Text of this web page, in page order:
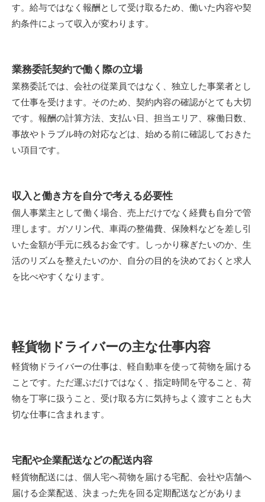
す。給与ではなく報酬として受け取るため、働いた内容や契
約条件によって収入が変わります。
業務委託契約で働く際の立場
業務委託では、会社の従業員ではなく、独立した事業者とし
て仕事を受けます。そのため、契約内容の確認がとても大切
です。報酬の計算方法、支払い日、担当エリア、稼働日数、
事故やトラブル時の対応などは、始める前に確認しておきた
い項目です。
収入と働き方を自分で考える必要性
個人事業主として働く場合、売上だけでなく経費も自分で管
理します。ガソリン代、車両の整備費、保険料などを差し引
いた金額が手元に残るお金です。しっかり稼ぎたいのか、生
活のリズムを整えたいのか、自分の目的を決めておくと求人
を比べやすくなります。
軽貨物ドライバーの主な仕事内容
軽貨物ドライバーの仕事は、軽自動車を使って荷物を届ける
ことです。ただ運ぶだけではなく、指定時間を守ること、荷
物を丁寧に扱うこと、受け取る方に気持ちよく渡すことも大
切な仕事に含まれます。
宅配や企業配送などの配送内容
軽貨物配送には、個人宅へ荷物を届ける宅配、会社や店舗へ
届ける企業配送、決まった先を回る定期配送などがありま